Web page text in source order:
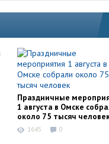
Праздничные
1 августа в Омске
около 75 тысяч
1645 0